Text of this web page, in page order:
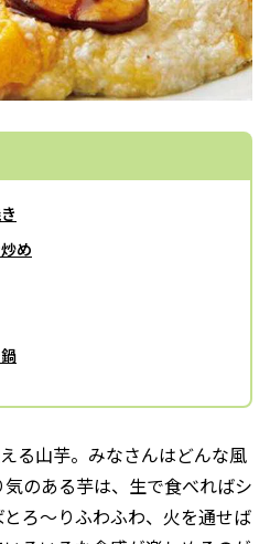
め
る山芋。みなさんはどんな風
のある芋は、生で食べればシ
ろ～りふわふわ、火を通せば